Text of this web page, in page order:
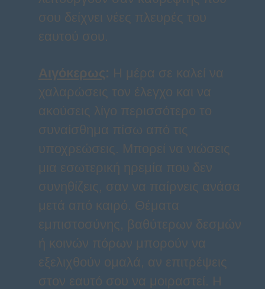
σου δείχνει νέες πλευρές του
εαυτού σου.
Αιγόκερως: Η μέρα σε καλεί να
χαλαρώσεις τον έλεγχο και να
ακούσεις λίγο περισσότερο το
συναίσθημα πίσω από τις
υποχρεώσεις. Μπορεί να νιώσεις
μια εσωτερική ηρεμία που δεν
συνηθίζεις, σαν να παίρνεις ανάσα
μετά από καιρό. Θέματα
εμπιστοσύνης, βαθύτερων δεσμών
ή κοινών πόρων μπορούν να
εξελιχθούν ομαλά, αν επιτρέψεις
στον εαυτό σου να μοιραστεί. Η